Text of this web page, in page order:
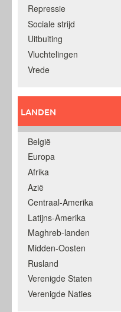
Repressie
Sociale strijd
Uitbuiting
Vluchtelingen
Vrede
LANDEN
België
Europa
Afrika
Azië
Centraal-Amerika
Latijns-Amerika
Maghreb-landen
Midden-Oosten
Rusland
Verenigde Staten
Verenigde Naties